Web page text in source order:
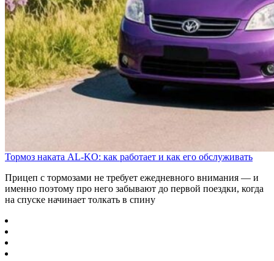
Тормоз наката AL-KO: как работает и как его обслуживать
Прицеп с тормозами не требует ежедневного внимания — и
именно поэтому про него забывают до первой поездки, когда
на спуске начинает толкать в спину